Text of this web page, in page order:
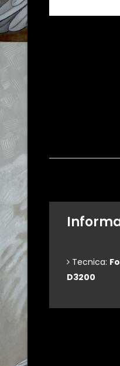
Tecnica:
D3200